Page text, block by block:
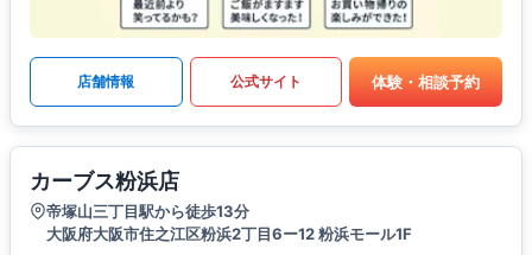
店舗情報 公式サイト 体験・相談予約
カーブス粉浜店
帝塚山三丁目駅から徒歩13分
大阪府大阪市住之江区粉浜2丁目6ー12 粉浜モール1F